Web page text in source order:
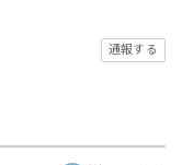
通報する